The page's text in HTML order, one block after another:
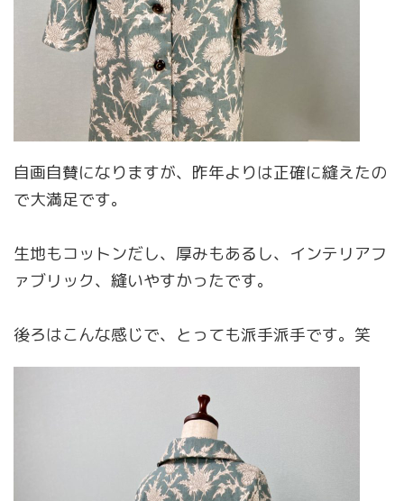
自画自賛になりますが、昨年よりは正確に縫えたの
で大満足です。
生地もコットンだし、厚みもあるし、インテリアフ
ァブリック、縫いやすかったです。
後ろはこんな感じで、とっても派手派手です。笑